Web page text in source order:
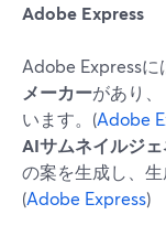
Adobe Express
Adobe Expressに
メーカーがあり
います。(Adobe
AIサムネイルジ
の案を生成し、生
(Adobe Express)